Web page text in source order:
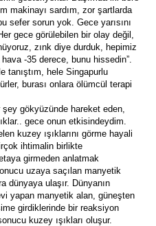
makinayı sardım, zor şartlarda
sefer sorun yok. Gece yarısını
gece görülebilen bir olay değil,
zınk diye durduk, hepimiz
-35 derece, bunu hissedin”.
tanıştım, hele Singapurlu
burası onlara ölümcül terapi
gökyüzünde hareket eden,
gece onun etkisindeydim.
kuzey ışıklarını görme hayali
ihtimalin birlikte
girmeden anlatmak
uzaya saçılan manyetik
dünyaya ulaşır. Dünyanın
yapan manyetik alan, güneşten
girdiklerinde bir reaksiyon
kuzey ışıkları oluşur.